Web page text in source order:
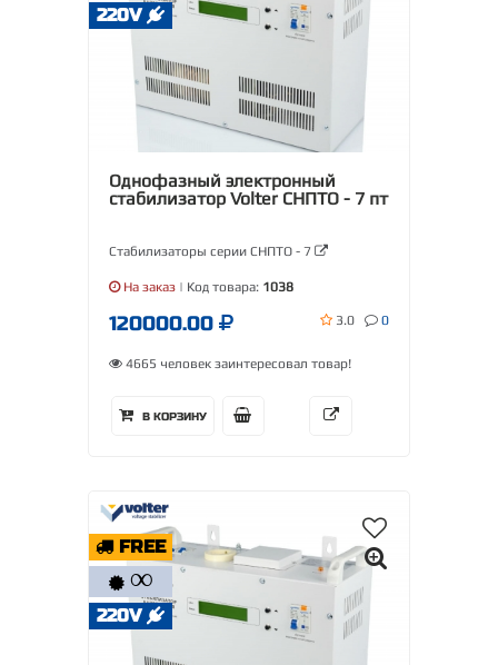
220V
Однофазный электронный
стабилизатор Volter СНПТО - 7 пт
Стабилизаторы серии СНПТО - 7
На заказ | Код товара: 1038
120000.00 3.0 0
4665 человек заинтересовал товар!
В КОРЗИНУ
FREE
∞
220V